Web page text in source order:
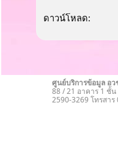
ดาวน์โหลด:
ศูนย์บริการข้อมูล อ
88 / 21 อาคาร 1 ชั้
2590-3269 โทรสาร